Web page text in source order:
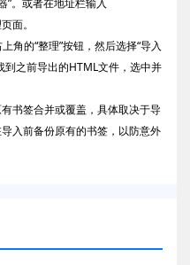
面。
角的“整理”按钮，然后选择“导入
到之前导出的HTML文件，选中并
书签合并或覆盖，具体取决于导
入前备份原有的书签，以防意外